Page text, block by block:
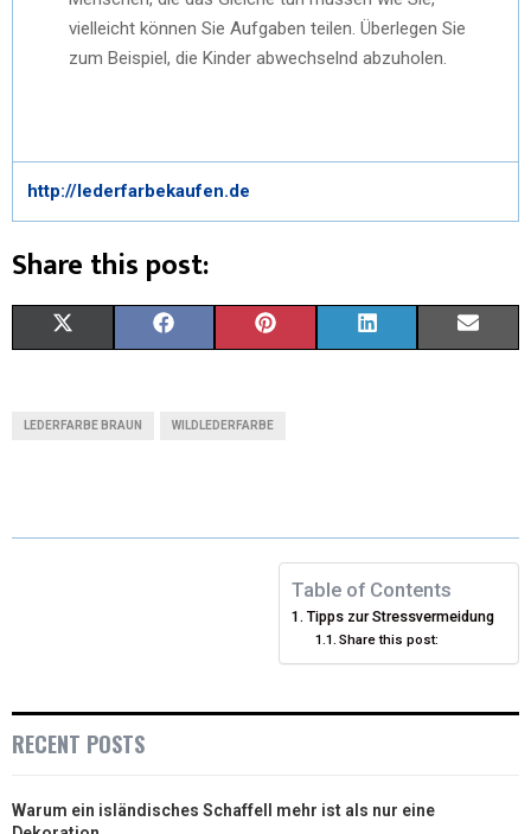
vielleicht können Sie Aufgaben teilen. Überlegen Sie
zum Beispiel, die Kinder abwechselnd abzuholen.
http://lederfarbekaufen.de
Share this post:
T
)
O R
E
S
T
D
I
N
LEDERFARBE BRAUN WILDLEDERFARBE
Table of Contents
Tipps zur Stressvermeidung
Share this post:
RECENT POSTS
Warum ein isländisches Schaffell mehr ist als nur eine